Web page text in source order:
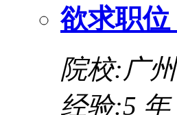
欲求职
院校:广
经验:5 年